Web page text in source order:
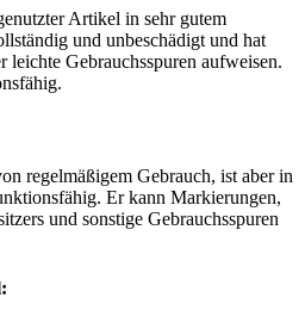
Artikel in sehr gutem
und unbeschädigt und hat
leichte Gebrauchsspuren aufweisen.
regelmäßigem Gebrauch, ist aber in
Er kann Markierungen,
und sonstige Gebrauchsspuren